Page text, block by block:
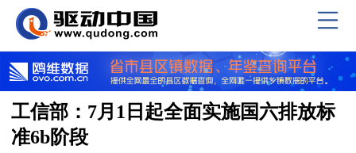
工信部：7月1日起全面实施国六排放标
准6b阶段